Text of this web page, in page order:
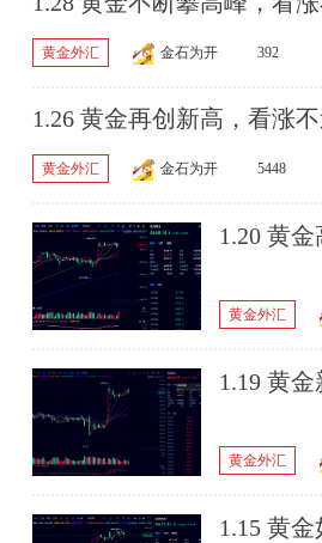
黄金外汇 金石为开 392
1.26 黄金再创新高，看涨
黄金外汇 金石为开 5448
1.20 黄
黄金外汇
1.19 黄
黄金外汇
1.15 黄